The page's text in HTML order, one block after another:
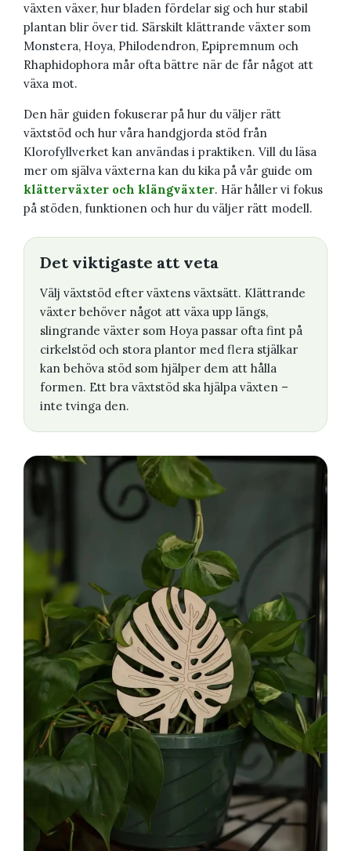
växten växer, hur bladen fördelar sig och hur stabil
plantan blir över tid. Särskilt klättrande växter som
Monstera, Hoya, Philodendron, Epipremnum och
Rhaphidophora mår ofta bättre när de får något att
växa mot.
Den här guiden fokuserar på hur du väljer rätt
växtstöd och hur våra handgjorda stöd från
Klorofyllverket kan användas i praktiken. Vill du läsa
mer om själva växterna kan du kika på vår guide om
klätterväxter och klängväxter. Här håller vi fokus
på stöden, funktionen och hur du väljer rätt modell.
Det viktigaste att veta
Välj växtstöd efter växtens växtsätt. Klättrande
växter behöver något att växa upp längs,
slingrande växter som Hoya passar ofta fint på
cirkelstöd och stora plantor med flera stjälkar
kan behöva stöd som hjälper dem att hålla
formen. Ett bra växtstöd ska hjälpa växten –
inte tvinga den.